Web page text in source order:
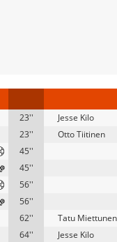
23''
Jesse Kilo
23''
Otto Tiitinen
45''
45''
56''
56''
62''
Tatu Miettunen
64''
Jesse Kilo